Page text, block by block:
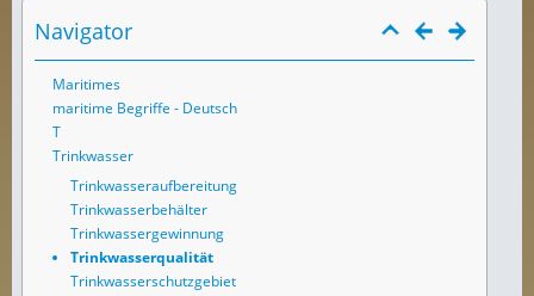
Navigator
Maritimes
maritime Begriffe - Deutsch
T
Trinkwasser
Trinkwasseraufbereitung
Trinkwasserbehälter
Trinkwassergewinnung
Trinkwasserqualität
Trinkwasserschutzgebiet